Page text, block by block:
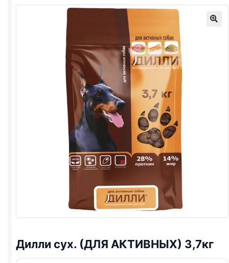
Дилли сух. (ДЛЯ АКТИВНЫХ) 3,7кг